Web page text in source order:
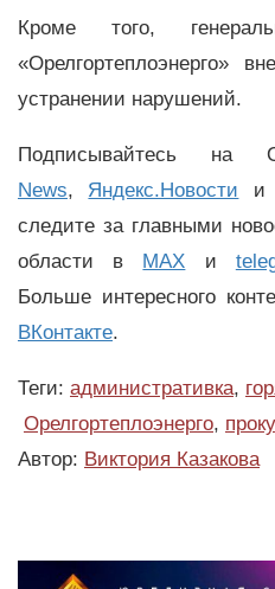
Кроме того,
«Орелгортеплоэнерго»
устранении нарушений.
Подписывайтесь
News, Яндекс.Новости и
следите за главными
области в MAX и
Больше интересного
ВКонтакте.
Теги: административка,
Орелгортеплоэнерго,
Автор: Виктория Казакова